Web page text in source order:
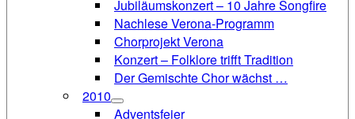
Jubiläumskonzert – 10 Jahre Songfire
Nachlese Verona-Programm
Chorprojekt Verona
Konzert – Folklore trifft Tradition
Der Gemischte Chor wächst …
2010
Adventsfeier